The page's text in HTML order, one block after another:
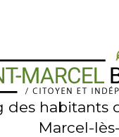
des habitants
Marcel-